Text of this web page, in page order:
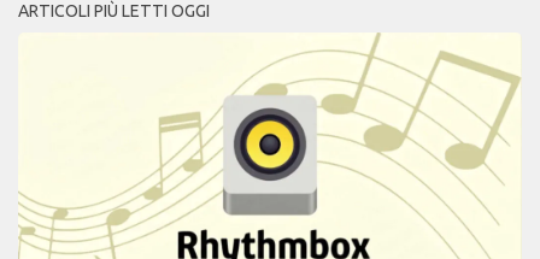
ARTICOLI PIÙ LETTI OGGI